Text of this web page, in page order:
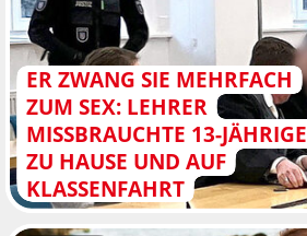
ER ZWANG SIE MEHRFACH
ZUM SEX: LEHRER
MISSBRAUCHTE 13-JÄHRIGE
ZU HAUSE UND AUF
KLASSENFAHRT